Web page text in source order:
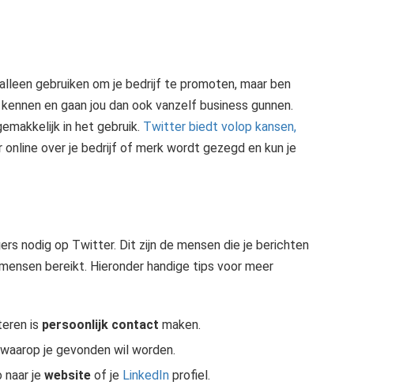
gebruiken om je bedrijf te promoten, maar ben
en gaan jou dan ook vanzelf business gunnen.
in het gebruik. Twitter biedt volop kansen,
online over je bedrijf of merk wordt gezegd en kun je
nodig op Twitter. Dit zijn de mensen die je berichten
bereikt. Hieronder handige tips voor meer
is persoonlijk contact maken.
je gevonden wil worden.
naar je websiteof je LinkedInprofiel.